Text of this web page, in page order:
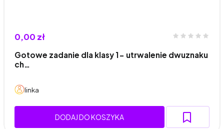
0,00 zł
Gotowe zadanie dla klasy 1- utrwalenie dwuznaku
ch…
linka
DODAJ DO KOSZYKA